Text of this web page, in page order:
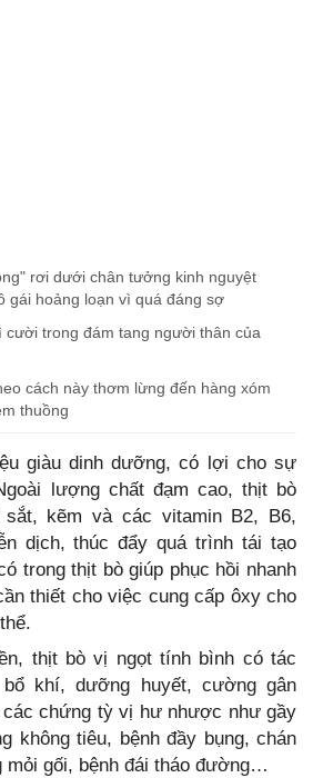
rơi dưới chân tưởng kinh nguyệt
gái hoảng loạn vì quá đáng sợ
cười trong đám tang người thân của
cách này thơm lừng đến hàng xóm
thuồng
giàu dinh dưỡng, có lợi cho sự
lượng chất đạm cao, thịt bò
kẽm và các vitamin B2, B6,
dịch, thúc đẩy quá trình tái tạo
trong thịt bò giúp phục hồi nhanh
thiết cho việc cung cấp ôxy cho
thịt bò vị ngọt tính bình có tác
khí, dưỡng huyết, cường gân
các chứng tỳ vị hư nhược như gầy
không tiêu, bệnh đầy bụng, chán
mỏi gối, bệnh đái tháo đường…